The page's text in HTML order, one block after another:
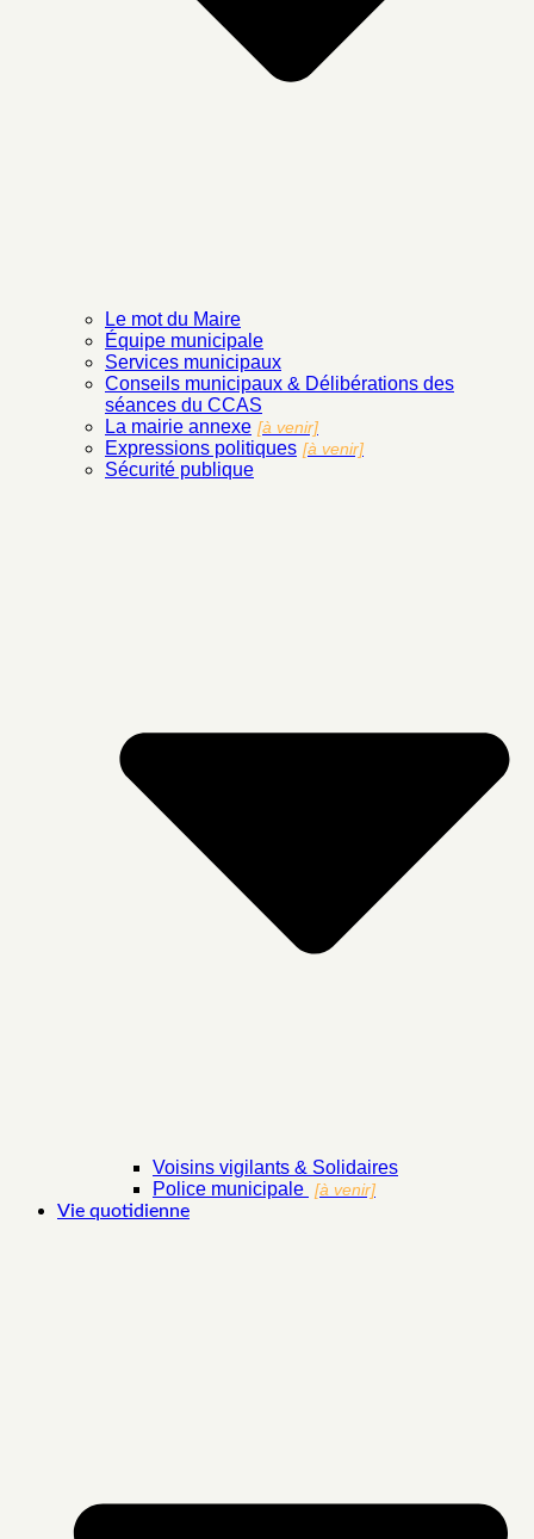
Le mot du Maire
Équipe municipale
Services municipaux
Conseils municipaux & Délibérations des
séances du CCAS
La mairie annexe [à venir]
Expressions politiques [à venir]
Sécurité publique
Voisins vigilants & Solidaires
Police municipale [à venir]
Vie quotidienne